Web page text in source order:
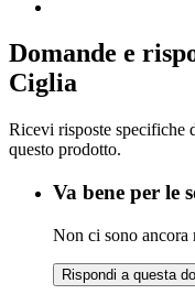
Domande e
Ciglia
Ricevi risposte specifiche
questo prodotto.
Va bene per le
Non ci sono ancora
Rispondi a questa